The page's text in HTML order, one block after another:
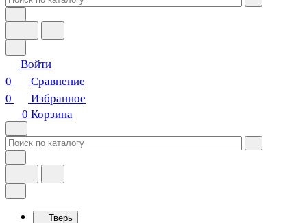
Войти
0
Сравнение
0
Избранное
0 Корзина
Тверь